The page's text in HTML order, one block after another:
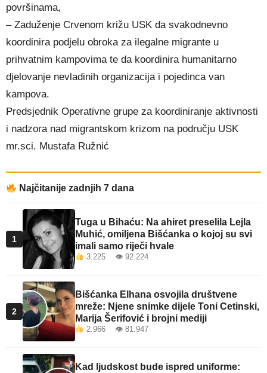
površinama,
– Zaduženje Crvenom križu USK da svakodnevno
koordinira podjelu obroka za ilegalne migrante u
prihvatnim kampovima te da koordinira humanitarno
djelovanje nevladinih organizacija i pojedinca van
kampova.
Predsjednik Operativne grupe za koordiniranje aktivnosti
i nadzora nad migrantskom krizom na području USK
mr.sci. Mustafa Ružnić
Najčitanije zadnjih 7 dana
1
Tuga u Bihaću: Na ahiret preselila Lejla
Muhić, omiljena Bišćanka o kojoj su svi
imali samo riječi hvale
3.225 👁 92.224
2
Bišćanka Elhana osvojila društvene
mreže: Njene snimke dijele Toni Cetinski,
Marija Šerifović i brojni mediji
2.966 👁 81.947
Kad ljudskost bude ispred uniforme: